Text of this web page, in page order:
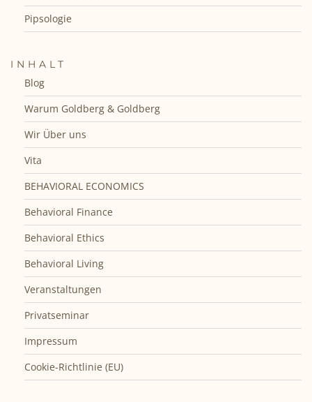
Pipsologie
INHALT
Blog
Warum Goldberg & Goldberg
Wir Über uns
Vita
BEHAVIORAL ECONOMICS
Behavioral Finance
Behavioral Ethics
Behavioral Living
Veranstaltungen
Privatseminar
Impressum
Cookie-Richtlinie (EU)